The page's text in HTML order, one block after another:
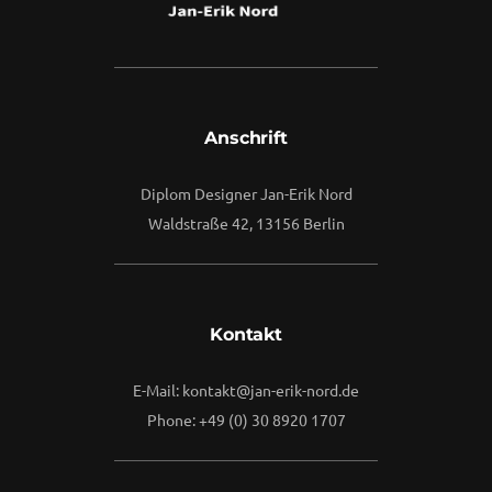
Anschrift
Diplom Designer Jan-Erik Nord
Waldstraße 42, 13156 Berlin
Kontakt
E-Mail: kontakt@jan-erik-nord.de
Phone: +49 (0) 30 8920 1707